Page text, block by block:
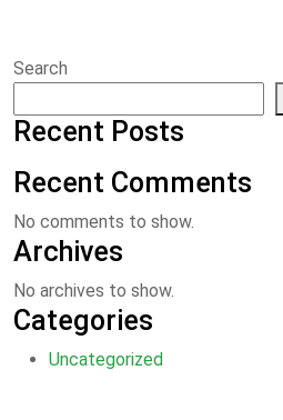
Search
Recent Posts
Recent Comments
No comments to show.
Archives
No archives to show.
Categories
Uncategorized